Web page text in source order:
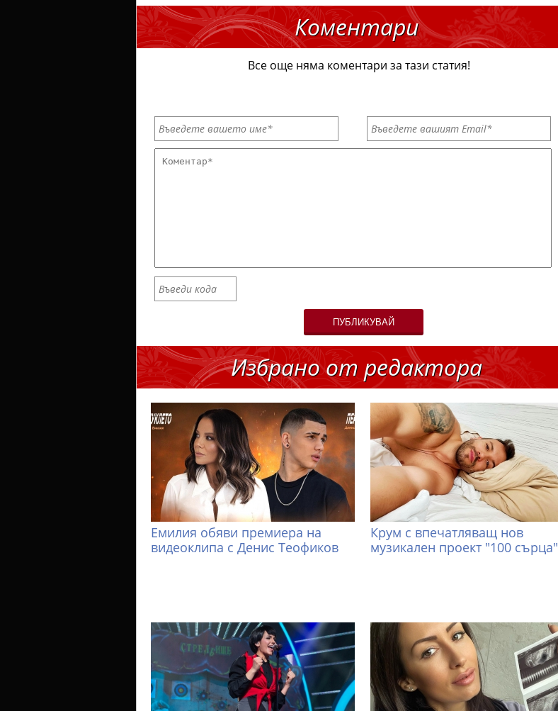
Коментари
Все още няма коментари за тази статия!
ПУБЛИКУВАЙ
Избрано от редактора
Емилия обяви премиера на
видеоклипа с Денис Теофиков
Крум с впечатляващ нов
музикален проект "100 сърца"